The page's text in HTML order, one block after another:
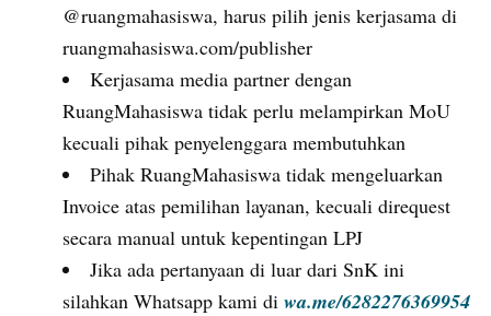
@ruangmahasiswa, harus pilih jenis kerjasama di
ruangmahasiswa.com/publisher
Kerjasama media partner dengan
RuangMahasiswa tidak perlu melampirkan MoU
kecuali pihak penyelenggara membutuhkan
Pihak RuangMahasiswa tidak mengeluarkan
Invoice atas pemilihan layanan, kecuali direquest
secara manual untuk kepentingan LPJ
Jika ada pertanyaan di luar dari SnK ini
silahkan Whatsapp kami di wa.me/6282276369954